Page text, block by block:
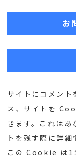
お
サイトにコメント
ス、サイトを
きます。これはあ
トを残す際に詳細
この Cookie は1